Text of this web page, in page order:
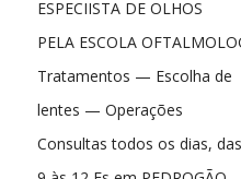
ESPECIISTA DE OLHOS
PELA ESCOLA
Tratamentos — Escolha de
lentes — Operações
Consultas todos os dias, das